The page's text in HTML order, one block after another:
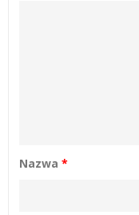
Nazwa *